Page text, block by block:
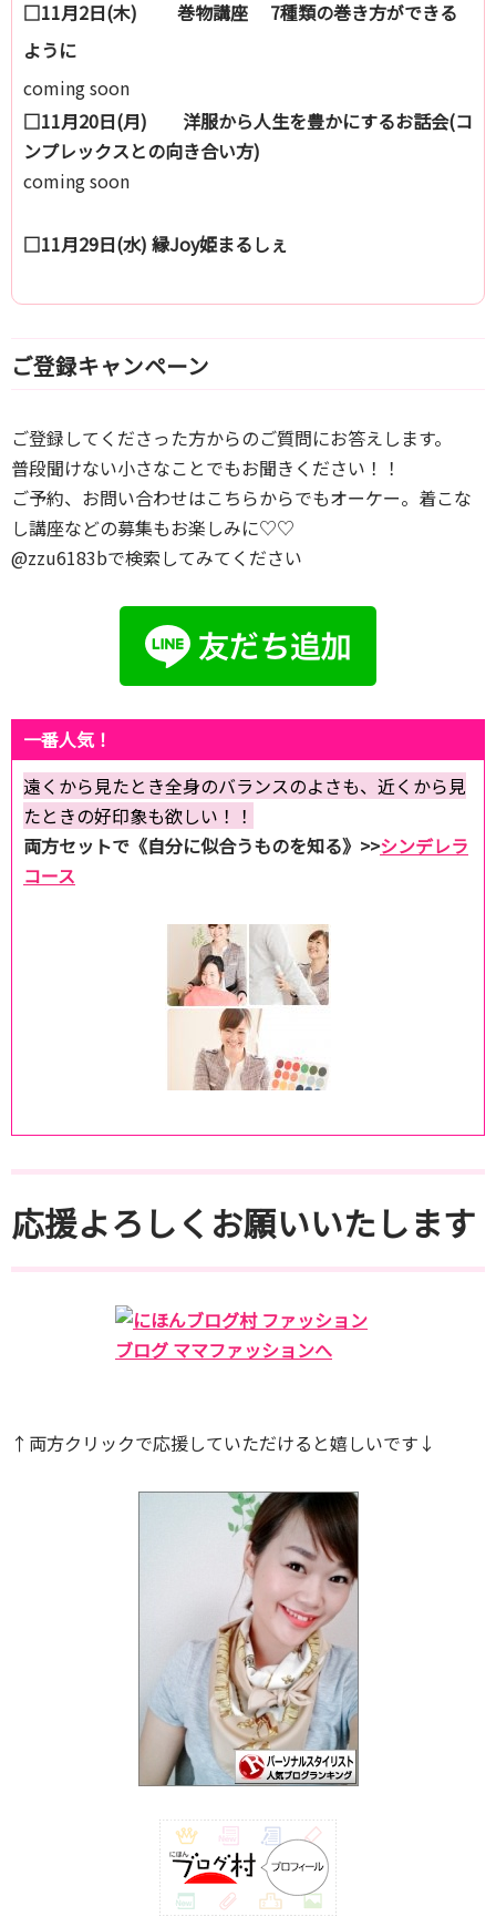
□11月2日(木) 巻物講座 7種類の巻き方ができる
ように
coming soon
□11月20日(月) 洋服から人生を豊かにするお話会(コ
ンプレックスとの向き合い方)
coming soon
□11月29日(水) 縁Joy姫まるしぇ
ご登録キャンペーン
ご登録してくださった方からのご質問にお答えします。
普段聞けない小さなことでもお聞きください！！
ご予約、お問い合わせはこちらからでもオーケー。着こな
し講座などの募集もお楽しみに♡♡
@zzu6183bで検索してみてください
一番人気！
遠くから見たとき全身のバランスのよさも、近くから見
たときの好印象も欲しい！！
両方セットで《自分に似合うものを知る》>>シンデレラ
コース
応援よろしくお願いいたします
↑両方クリックで応援していただけると嬉しいです↓